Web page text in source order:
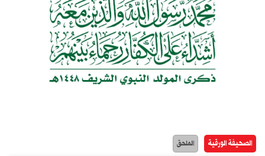
الصحيفة الورقية الملحق